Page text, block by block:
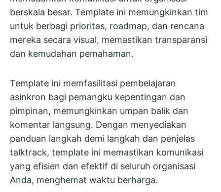
berskala besar. Template ini memungkinkan tim
untuk berbagi prioritas, roadmap, dan rencana
mereka secara visual, memastikan transparansi
dan kemudahan pemahaman.
Template ini memfasilitasi pembelajaran
asinkron bagi pemangku kepentingan dan
pimpinan, memungkinkan umpan balik dan
komentar langsung. Dengan menyediakan
panduan langkah demi langkah dan penjelas
talktrack, template ini memastikan komunikasi
yang efisien dan efektif di seluruh organisasi
Anda, menghemat waktu berharga.